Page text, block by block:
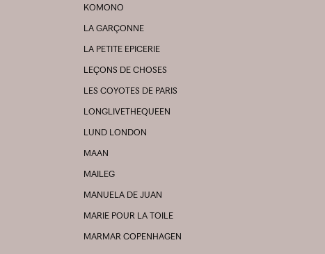
KOMONO
LA GARÇONNE
LA PETITE EPICERIE
LEÇONS DE CHOSES
LES COYOTES DE PARIS
LONGLIVETHEQUEEN
LUND LONDON
MAAN
MAILEG
MANUELA DE JUAN
MARIE POUR LA TOILE
MARMAR COPENHAGEN